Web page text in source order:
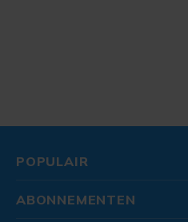
POPULAIR
ABONNEMENTEN